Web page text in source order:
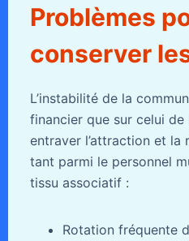
Problèmes
conserver
L’instabilité de la
financier que sur celui de
entraver l’attraction et la
tant parmi le personnel
tissu associatif :
Rotation fréquente